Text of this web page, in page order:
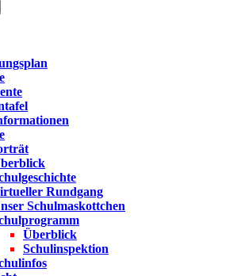
Rundgang
Schulmaskottchen
Überblick
Schulinspektion